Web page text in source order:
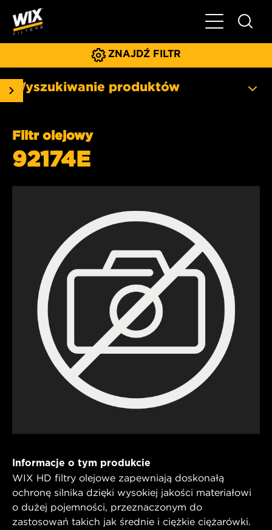
Pokaż/ukryj
ZNAJDŹ FILTR
Wyszukiwanie produktów
Filtr olejowy
92174E
Informacje o tym produkcie
WIX HD filtry olejowe zapewniają doskonałą
ochronę silnika dzięki wysokiej jakości materiałowi
o dużej pojemności, przeznaczonym do
zastosowań takich jak średnie i ciężkie ciężarówki.